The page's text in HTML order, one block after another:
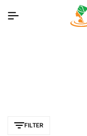
FILTER